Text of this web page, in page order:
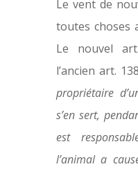
Le vent de
toutes choses
Le nouvel
l’ancien art.
propriétaire
s’en sert,
est
l’animal a